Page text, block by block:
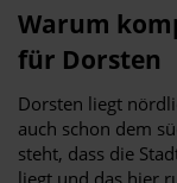
Warum
für Dorsten
Dorsten liegt
auch schon dem
steht, dass die
liegt und das hier